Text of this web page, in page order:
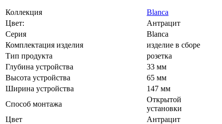
Коллекция
Blanca
Цвет:
Антрацит
Серия
Blanca
Комплектация изделия
изделие в сборе
Тип продукта
розетка
Глубина устройства
33 мм
Высота устройства
65 мм
Ширина устройства
147 мм
Способ монтажа
Открытой
установки
Цвет
Антрацит